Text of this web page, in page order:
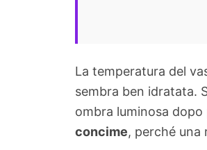
La temperatura del
sembra ben idratata.
ombra luminosa
concime, perché una